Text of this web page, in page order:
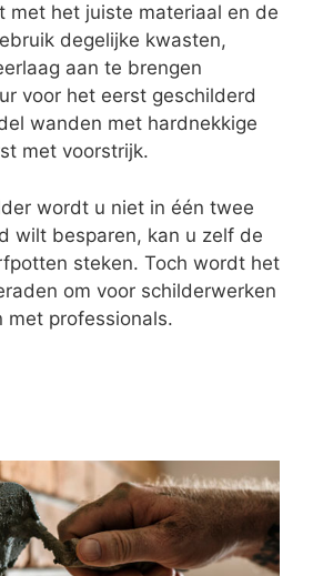
met het juiste materiaal en de
degelijke kwasten,
aan te brengen
voor het eerst geschilderd
wanden met hardnekkige
met voorstrijk.
wordt u niet in één twee
wilt besparen, kan u zelf de
steken. Toch wordt het
om voor schilderwerken
met professionals.